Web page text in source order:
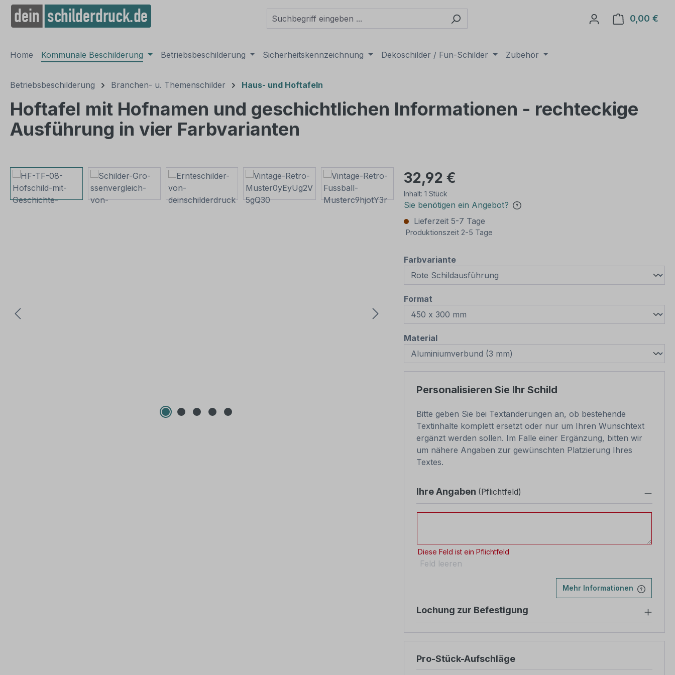
Zur Hauptnavigation springen
0,00 €
Home Kommunale Beschilderung Betriebsbeschilderung Sicherheitskennzeichnung Dekoschilder / Fun-Schilder Zubehör
Betriebsbeschilderung Branchen- u. Themenschilder Haus- und Hoftafeln
Hoftafel mit Hofnamen und geschichtlichen Informationen - rechteckige
Ausführung in vier Farbvarianten
Bildergalerie überspringen 32,92 €
Inhalt: 1 Stück
Sie benötigen ein Angebot?
Lieferzeit 5-7 Tage
Produktionszeit 2-5 Tage
Farbvarianteauswählen
Format
Materialauswählen
Personalisieren Sie Ihr Schild
Bitte geben Sie bei Textänderungen an, ob bestehende
Textinhalte komplett ersetzt oder nur um Ihren Wunschtext
ergänzt werden sollen. Im Falle einer Ergänzung, bitten wir
um nähere Angaben zur gewünschten Platzierung Ihres
Textes.
Ihre Angaben (Pflichtfeld)
Diese Feld ist ein Pflichtfeld
Feld leeren
Mehr Informationen
Lochung zur Befestigung
Pro-Stück-Aufschläge